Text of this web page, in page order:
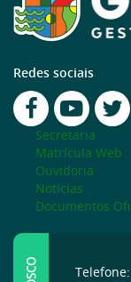
Redes sociais
Secretaria
Matrícula Web
Ouvidoria
Notícias
Documentos